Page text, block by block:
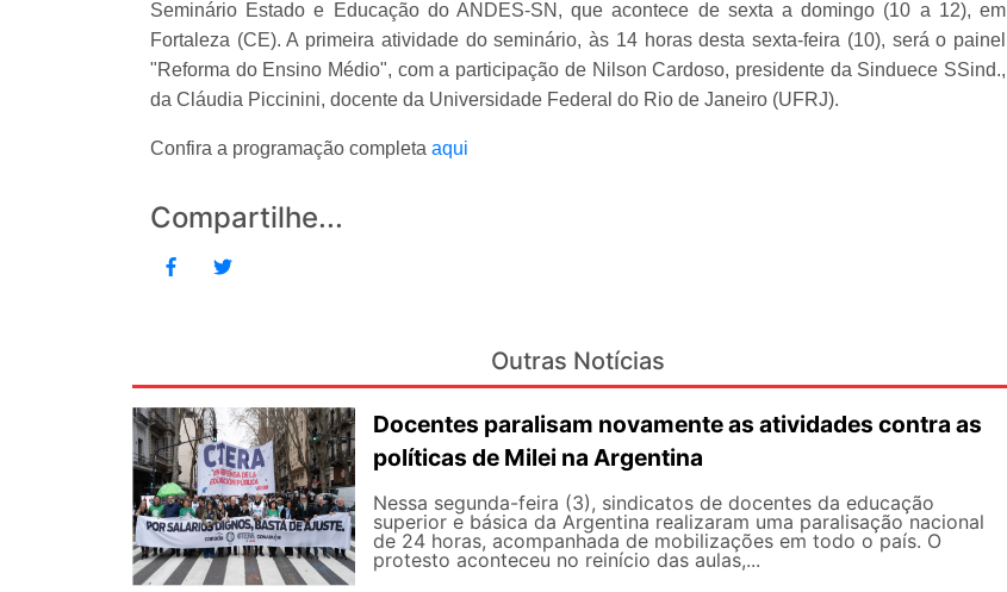
Seminário Estado e Educação do ANDES-SN, que acontece de sexta a domingo (10 a 12), em
Fortaleza (CE). A primeira atividade do seminário, às 14 horas desta sexta-feira (10), será o painel
"Reforma do Ensino Médio", com a participação de Nilson Cardoso, presidente da Sinduece SSind.,
da Cláudia Piccinini, docente da Universidade Federal do Rio de Janeiro (UFRJ).
Confira a programação completa aqui
Compartilhe...
Outras Notícias
Docentes paralisam novamente as atividades contra as
políticas de Milei na Argentina
Nessa segunda-feira (3), sindicatos de docentes da educação
superior e básica da Argentina realizaram uma paralisação nacional
de 24 horas, acompanhada de mobilizações em todo o país. O
protesto aconteceu no reinício das aulas,...